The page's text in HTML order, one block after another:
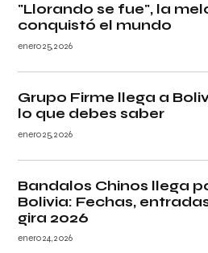
"Llorando se fue", la
conquistó el mundo
enero 25, 2026
Grupo Firme llega a
lo que debes saber
enero 25, 2026
Bandalos Chinos llega
Bolivia: Fechas,
gira 2026
enero 24, 2026